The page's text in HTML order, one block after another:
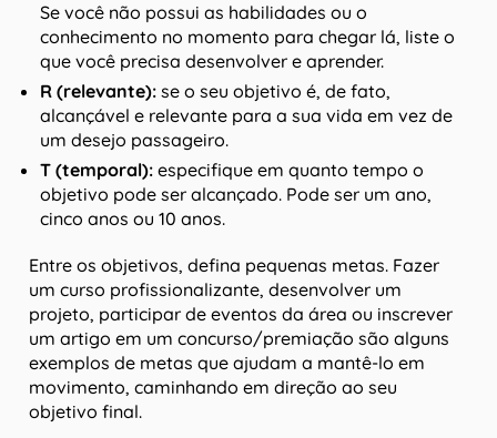
Se você não possui as habilidades ou o
conhecimento no momento para chegar lá, liste o
que você precisa desenvolver e aprender.
R (relevante): se o seu objetivo é, de fato,
alcançável e relevante para a sua vida em vez de
um desejo passageiro.
T (temporal): especifique em quanto tempo o
objetivo pode ser alcançado. Pode ser um ano,
cinco anos ou 10 anos.
Entre os objetivos, defina pequenas metas. Fazer
um curso profissionalizante, desenvolver um
projeto, participar de eventos da área ou inscrever
um artigo em um concurso/premiação são alguns
exemplos de metas que ajudam a mantê-lo em
movimento, caminhando em direção ao seu
objetivo final.